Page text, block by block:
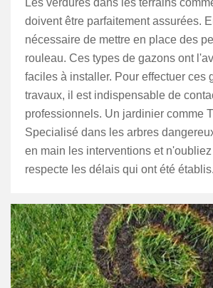
Les verdures dans les terrains
doivent être parfaitement assurées.
nécessaire de mettre en place des
rouleau. Ces types de gazons ont
faciles à installer. Pour effectuer ces
travaux, il est indispensable de
professionnels. Un jardinier comme
Specialisé dans les arbres
en main les interventions et n'oubliez
respecte les délais qui ont été établis.